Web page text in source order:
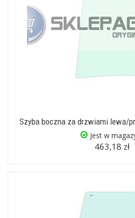
Szyba boczna za drzwiami lewa/
Jest w
463,18 zł